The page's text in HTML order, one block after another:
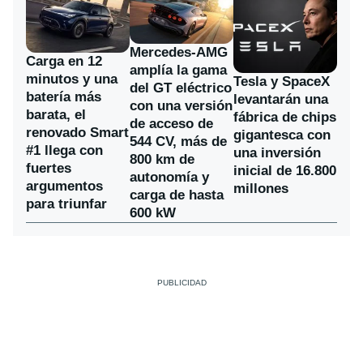
Carga en 12
minutos y una
batería más
barata, el
renovado Smart
#1 llega con
fuertes
argumentos
para triunfar
Mercedes-AMG
amplía la gama
del GT eléctrico
con una versión
de acceso de
544 CV, más de
800 km de
autonomía y
carga de hasta
600 kW
Tesla y SpaceX
levantarán una
fábrica de chips
gigantesca con
una inversión
inicial de 16.800
millones